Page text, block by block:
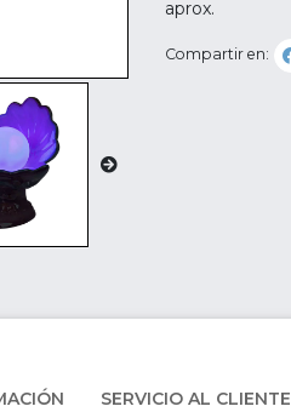
aprox.
Compartir en:
SERVICIO AL CLIENTE